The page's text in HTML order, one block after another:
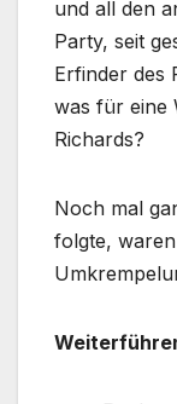
und all den
Party, seit
Erfinder des
was für eine
Richards?
Noch mal
folgte, waren